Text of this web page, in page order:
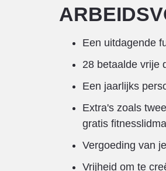
Een uitdagende
28 betaalde vrije
Een jaarlijks
Extra's zoals
gratis
Vergoeding van
Vrijheid om te